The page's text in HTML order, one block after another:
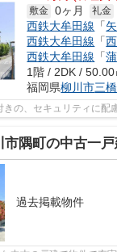
敷金 0ヶ月 礼金
西鉄大牟田線 「
西鉄大牟田線 「
西鉄大牟田線 「
1階 / 2DK / 50.00
福岡県柳川市三
の、セキュリティに配
市隅町の中古一
過去掲載物件